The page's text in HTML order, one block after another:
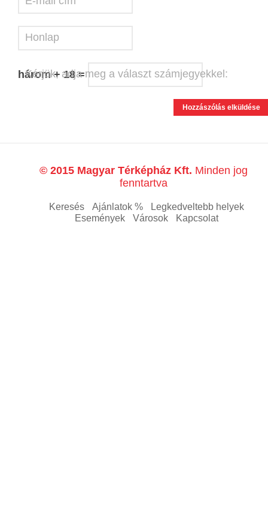
Honlap
Kérjük, adja meg a választ számjegyekkel:
három + 18 =
© 2015 Magyar Térképház Kft. Minden jog
fenntartva
Keresés Ajánlatok %
Legkedveltebb helyek
Események
Városok Kapcsolat